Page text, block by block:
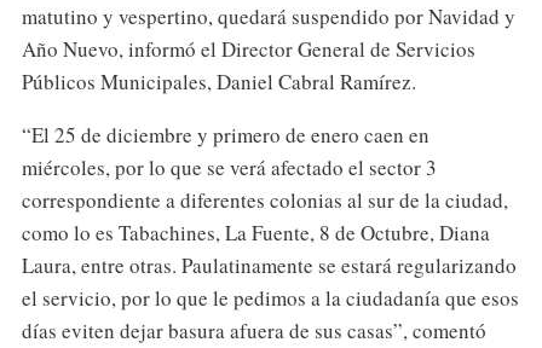
matutino y vespertino, quedará suspendido por Navidad y
Año Nuevo, informó el Director General de Servicios
Públicos Municipales, Daniel Cabral Ramírez.
“El 25 de diciembre y primero de enero caen en
miércoles, por lo que se verá afectado el sector 3
correspondiente a diferentes colonias al sur de la ciudad,
como lo es Tabachines, La Fuente, 8 de Octubre, Diana
Laura, entre otras. Paulatinamente se estará regularizando
el servicio, por lo que le pedimos a la ciudadanía que esos
días eviten dejar basura afuera de sus casas”, comentó